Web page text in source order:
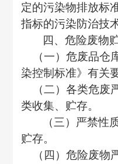
定的污染物排放标
指标的污染防治技
四、危险废物
（一）危废品仓
染控制标准》有关
（二）各类危废
类收集、贮存。
（三）严禁性
贮存。
（四）危险废物